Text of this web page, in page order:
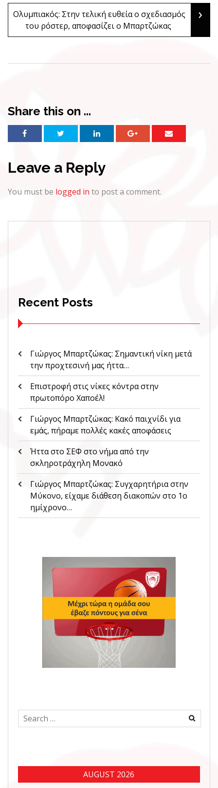
navigation
Ολυμπιακός: Στην τελική ευθεία ο σχεδιασμός
του ρόστερ, αποφασίζει ο Μπαρτζώκας
›
Share this on ...
Leave a Reply
You must be logged in to post a comment.
Recent Posts
Γιώργος Μπαρτζώκας: Σημαντική νίκη μετά
την προχτεσινή μας ήττα…
Επιστροφή στις νίκες κόντρα στην
πρωτοπόρο Χαποέλ!
Γιώργος Μπαρτζώκας: Κακό παιχνίδι για
εμάς, πήραμε πολλές κακές αποφάσεις
Ήττα στο ΣΕΦ στο νήμα από την
σκληροτράχηλη Μονακό
Γιώργος Μπαρτζώκας: Συγχαρητήρια στην
Μύκονο, είχαμε διάθεση διακοπών στο 1ο
ημίχρονο…
Search
for:
AUGUST 2026